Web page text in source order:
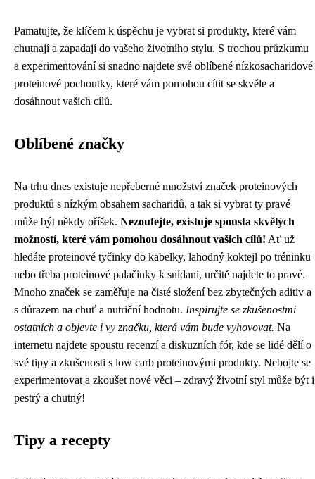
Pamatujte, že klíčem k úspěchu je vybrat si produkty, které vám
chutnají a zapadají do vašeho životního stylu. S trochou průzkumu
a experimentování si snadno najdete své oblíbené nízkosacharidové
proteinové pochoutky, které vám pomohou cítit se skvěle a
dosáhnout vašich cílů.
Oblíbené značky
Na trhu dnes existuje nepřeberné množství značek proteinových
produktů s nízkým obsahem sacharidů, a tak si vybrat ty pravé
může být někdy oříšek. Nezoufejte, existuje spousta skvělých
možností, které vám pomohou dosáhnout vašich cílů! Ať už
hledáte proteinové tyčinky do kabelky, lahodný koktejl po tréninku
nebo třeba proteinové palačinky k snídani, určitě najdete to pravé.
Mnoho značek se zaměřuje na čisté složení bez zbytečných aditiv a
s důrazem na chuť a nutriční hodnotu. Inspirujte se zkušenostmi
ostatních a objevte i vy značku, která vám bude vyhovovat. Na
internetu najdete spoustu recenzí a diskuzních fór, kde se lidé dělí o
své tipy a zkušenosti s low carb proteinovými produkty. Nebojte se
experimentovat a zkoušet nové věci – zdravý životní styl může být i
pestrý a chutný!
Tipy a recepty